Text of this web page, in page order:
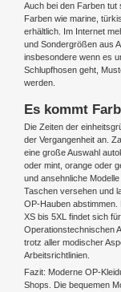
Auch bei den Farben
Farben wie marine,
erhältlich. Im Internet
und Sondergrößen aus
insbesondere wenn es
Schlupfhosen geht,
werden.
Es kommt
Die Zeiten der
der Vergangenheit an.
eine große Auswahl
oder mint, orange oder
und ansehnliche
Taschen versehen und
OP-Hauben
XS bis 5XL findet sich
Operationstechnischen
trotz aller modischer
Arbeitsrichtlinien.
Fazit: Moderne OP-
Shops. Die bequemen